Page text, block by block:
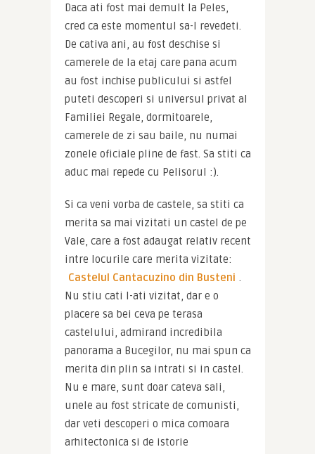
Daca ati fost mai demult la Peles,
cred ca este momentul sa-l revedeti.
De cativa ani, au fost deschise si
camerele de la etaj care pana acum
au fost inchise publicului si astfel
puteti descoperi si universul privat al
Familiei Regale, dormitoarele,
camerele de zi sau baile, nu numai
zonele oficiale pline de fast. Sa stiti ca
aduc mai repede cu Pelisorul :).
Si ca veni vorba de castele, sa stiti ca
merita sa mai vizitati un castel de pe
Vale, care a fost adaugat relativ recent
Castelul Cantacuzino din Busteni .
Nu stiu cati l-ati vizitat, dar e o
placere sa bei ceva pe terasa
castelului, admirand incredibila
panorama a Bucegilor, nu mai spun ca
merita din plin sa intrati si in castel.
Nu e mare, sunt doar cateva sali,
unele au fost stricate de comunisti,
dar veti descoperi o mica comoara
arhitectonica si de istorie